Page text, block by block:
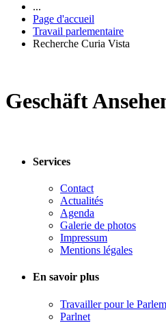
...
Page d'accueil
Travail parlementaire
Recherche Curia Vista
Geschäft
Services
Contact
Actualités
Agenda
Galerie de photos
Impressum
Mentions légales
En savoir plus
Travailler pour le
Parlnet